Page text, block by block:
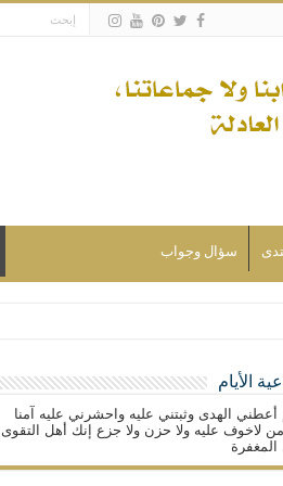
سؤال وجواب
فكلّ المسلمين شيعة.الأيام
أعطني الهدى وثبتني عليه واحشرني عليه آمنا
لاخوف عليه ولا حزن ولا جزع إنك أهل التقوى
المغفرة